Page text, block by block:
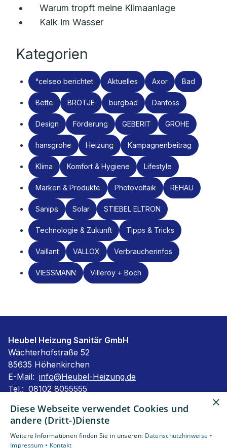
Warum tropft meine Klimaanlage
Kalk im Wasser
Kategorien
°celseo berichtet Aktuelles Axor Bad
Bette BRÖTJE burgbad Danfoss
Design Förderung GEBERIT GROHE
hansgrohe Heizung Kampagnenbeitrag
Klima Komfort & Hygiene Lifestyle
Marken & Produkte Photovoltaik REHAU
Sanipa Solar STIEBEL ELTRON
Technologie & Zukunft Tipps & Tricks
Vaillant VALLOX Verbraucherinfos
VIESSMANN Villeroy + Boch
Heubel Heizung Sanitär GmbH
Wächterhofstraße 52
85635 Höhenkirchen
E-Mail: info@Heubel-Heizung.de
Tel.: 08102 8055555
Impressum
Barrierefreiheitserklärung
AGB
×
Diese Webseite verwendet Cookies und
andere (Dritt-)Dienste
Weitere Informationen finden Sie in unseren: Datenschutzhinweise •
Impressum • Kontakt